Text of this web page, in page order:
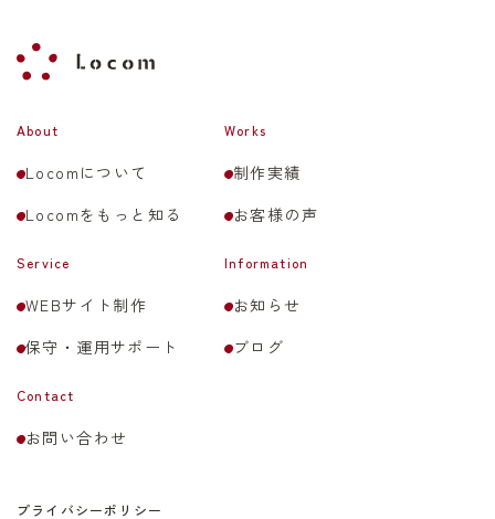
About
Locomについて
Locomをもっと知る
Works
制作実績
お客様の声
Service
WEBサイト制作
保守・運用サポート
Information
お知らせ
ブログ
Contact
お問い合わせ
プライバシーポリシー